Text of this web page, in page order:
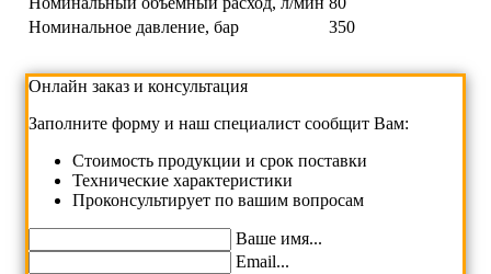
Номинальное давление, бар
350
Онлайн заказ и консультация
Заполните форму и наш специалист сообщит Вам:
Cтоимость продукции и срок поставки
Технические характеристики
Проконсультирует по вашим вопросам
Ваше имя...
Email...